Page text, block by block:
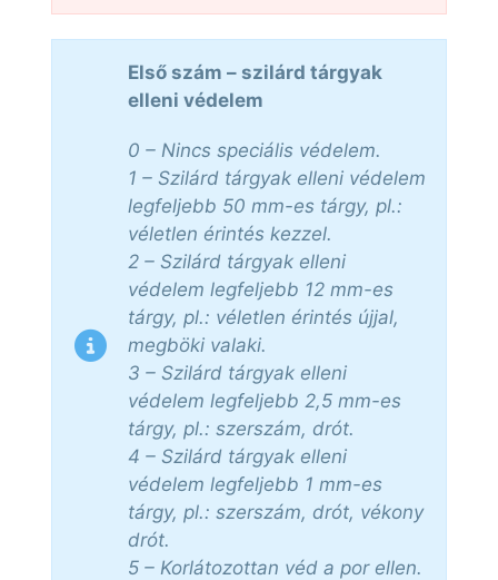
Első szám – szilárd tárgyak
elleni védelem
0 – Nincs speciális védelem.
1 – Szilárd tárgyak elleni védelem
legfeljebb 50 mm-es tárgy, pl.:
véletlen érintés kezzel.
2 – Szilárd tárgyak elleni
védelem legfeljebb 12 mm-es
tárgy, pl.: véletlen érintés újjal,
megböki valaki.
3 – Szilárd tárgyak elleni
védelem legfeljebb 2,5 mm-es
tárgy, pl.: szerszám, drót.
4 – Szilárd tárgyak elleni
védelem legfeljebb 1 mm-es
tárgy, pl.: szerszám, drót, vékony
drót.
5 – Korlátozottan véd a por ellen.